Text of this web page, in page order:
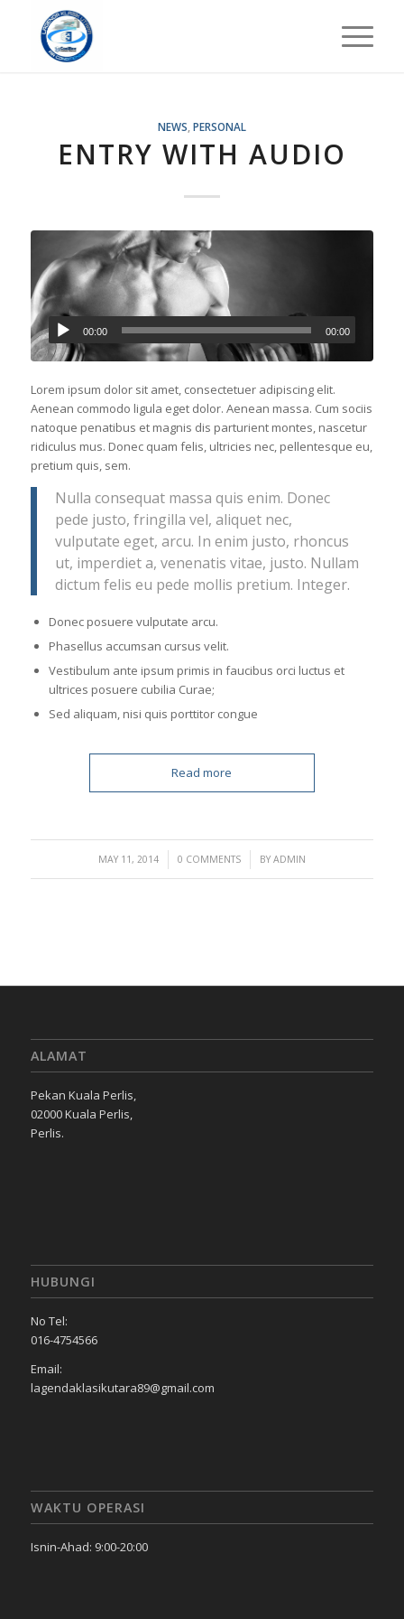
NEWS PERSONAL
ENTRY WITH AUDIO
00:00 00:00
Lorem ipsum dolor sit amet, consectetuer adipiscing elit.
Aenean commodo ligula eget dolor. Aenean massa. Cum sociis
natoque penatibus et magnis dis parturient montes, nascetur
ridiculus mus. Donec quam felis, ultricies nec, pellentesque eu,
pretium quis, sem.
Nulla consequat massa quis enim. Donec
pede justo, fringilla vel, aliquet nec,
vulputate eget, arcu. In enim justo, rhoncus
ut, imperdiet a, venenatis vitae, justo. Nullam
dictum felis eu pede mollis pretium. Integer.
Donec posuere vulputate arcu.
Phasellus accumsan cursus velit.
Vestibulum ante ipsum primis in faucibus orci luctus et
ultrices posuere cubilia Curae;
Sed aliquam, nisi quis porttitor congue
Read more
MAY 11, 2014
/ 0 COMMENTS
/ BY ADMIN
ALAMAT
Pekan Kuala Perlis,
02000 Kuala Perlis,
Perlis.
HUBUNGI
No Tel:
016-4754566
Email:
lagendaklasikutara89@gmail.com
WAKTU OPERASI
Isnin-Ahad: 9:00-20:00